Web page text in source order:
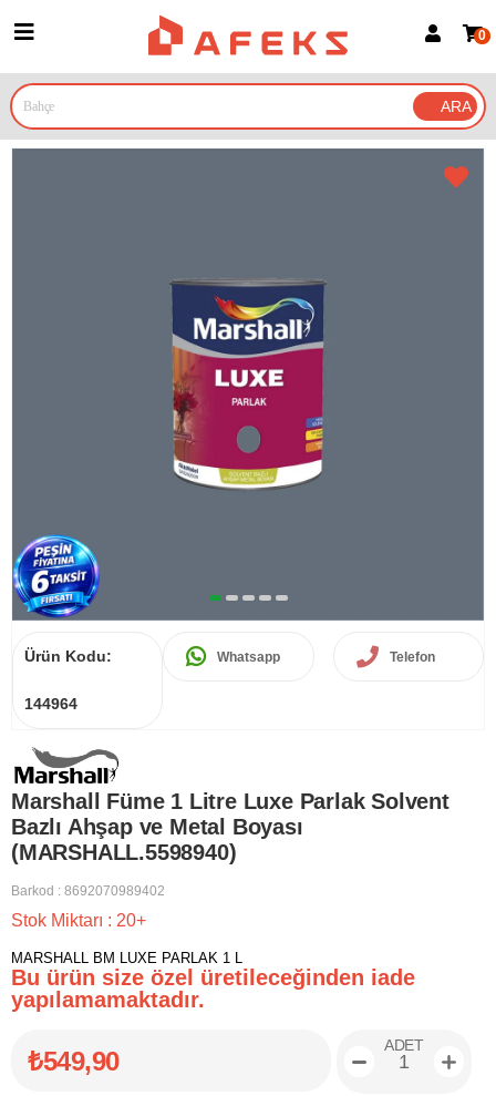
Google İle Bağlan
0
Ürün Kodu:
144964
Whatsapp Telefon
Marshall Füme 1 Litre Luxe Parlak Solvent
Bazlı Ahşap ve Metal Boyası
(MARSHALL.5598940)
Barkod : 8692070989402
Stok Miktarı : 20+
MARSHALL BM LUXE PARLAK 1 L
Bu ürün size özel üretileceğinden iade
yapılamamaktadır.
₺549,90
ADET